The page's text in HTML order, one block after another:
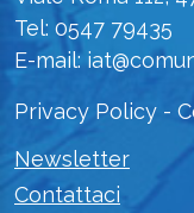
Tel: 0547 79435
E-mail:
Privacy Policy -
Newsletter
Contattaci